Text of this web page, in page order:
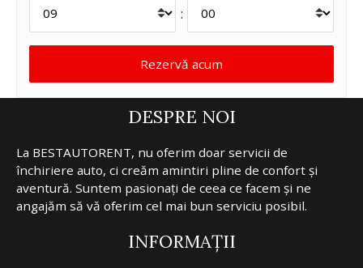
:
DESPRE NOI
La BESTAUTORENT, nu oferim doar servicii de
închiriere auto, ci creăm amintiri pline de confort și
aventură. Suntem pasionați de ceea ce facem și ne
angajăm să vă oferim cel mai bun serviciu posibil.
INFORMAȚII